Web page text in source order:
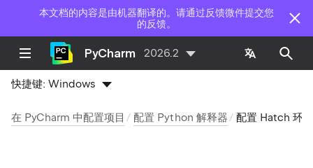
本文档的内容是由机器翻译的。请通过反馈微件提交您
的反馈。
PyCharm 2026.2
快捷键:Windows
在 PyCharm 中配置项目 配置 Python 解释器 配置 Hatch 环境